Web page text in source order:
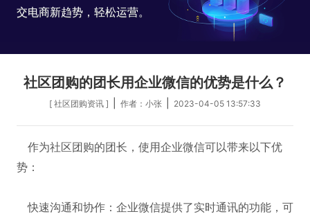
交电商新趋势，轻松运营。
社区团购的团长用企业微信的优势是什么？
[ 社区团购资讯 ] 作者：小张 2023-04-05 13:57:33
作为社区团购的团长，使用企业微信可以带来以下优
势：
快速沟通和协作：企业微信提供了实时通讯的功能，可